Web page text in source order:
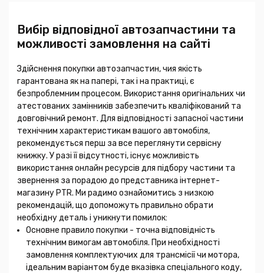
Вибір відповідної автозапчастини та
можливості замовлення на сайті
Здійснення покупки автозапчастин, чия якість
гарантована як на папері, так і на практиці, є
безпроблемним процесом. Використання оригінальних чи
атестованих замінників забезпечить кваліфікований та
довговічний ремонт. Для відповідності запасної частини
технічним характеристикам вашого автомобіля,
рекомендується перш за все переглянути сервісну
книжку. У разі її відсутності, існує можливість
використання онлайн ресурсів для підбору частини та
звернення за порадою до представника інтернет-
магазину PTR. Ми радимо ознайомитись з низкою
рекомендацій, що допоможуть правильно обрати
необхідну деталь і уникнути помилок:
Основне правило покупки - точна відповідність
технічним вимогам автомобіля. При необхідності
замовлення комплектуючих для трансмісії чи мотора,
ідеальним варіантом буде вказівка спеціального коду,